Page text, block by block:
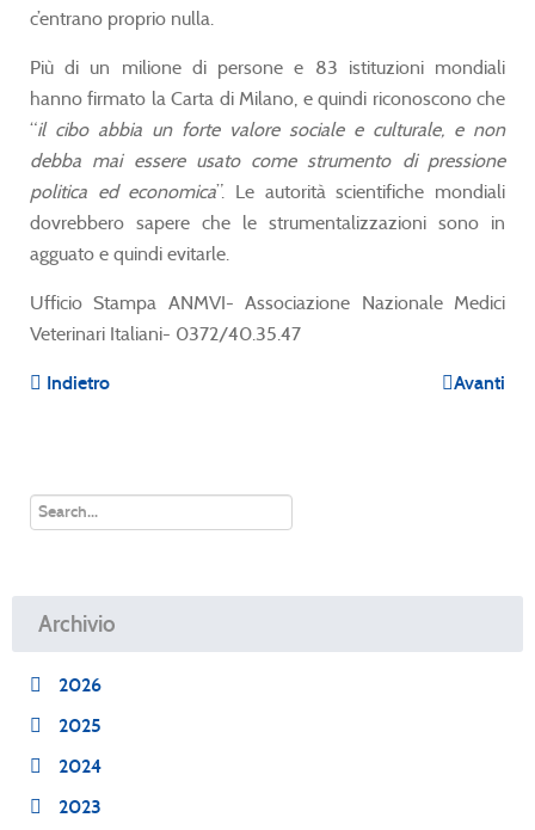
c’entrano proprio nulla.
Più di un milione di persone e 83 istituzioni mondiali
hanno firmato la Carta di Milano, e quindi riconoscono che
“il cibo abbia un forte valore sociale e culturale, e non
debba mai essere usato come strumento di pressione
politica ed economica”. Le autorità scientifiche mondiali
dovrebbero sapere che le strumentalizzazioni sono in
agguato e quindi evitarle.
Ufficio Stampa ANMVI- Associazione Nazionale Medici
Veterinari Italiani- 0372/40.35.47
Indietro Avanti
Archivio
2026
2025
2024
2023